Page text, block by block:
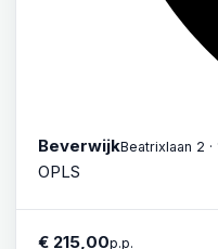
BeverwijkBeatrixlaan 2 ·
OPLS
€ 215,00p.p.